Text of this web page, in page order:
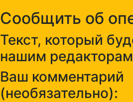
Сообщить об
Текст, который
нашим
Ваш комментарий
(необязательно):